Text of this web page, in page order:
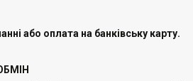
або оплата на банківську карту.